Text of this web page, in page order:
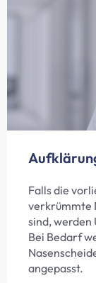
Falls die
verkrümmte
sind, werden
Bei Bedarf
angepasst.